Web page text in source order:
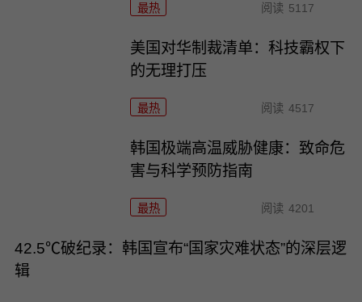
最热 阅读 5117
美国对华制裁清单：科技霸权下
的无理打压
最热 阅读 4517
韩国极端高温威胁健康：致命危
害与科学预防指南
最热 阅读 4201
42.5℃破纪录：韩国宣布“国家灾难状态”的深层逻
辑